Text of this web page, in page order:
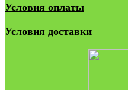
Условия оплаты
Условия доставки